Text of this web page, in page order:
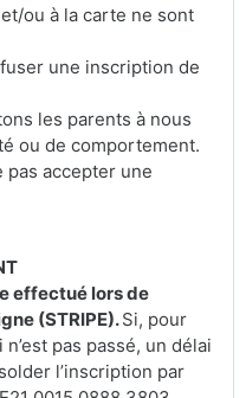
ou à la carte ne sont
une inscription de
les parents à nous
ou de comportement.
pas accepter une
effectué lors de
(STRIPE).Si, pour
pas passé, un délai
l’inscription par